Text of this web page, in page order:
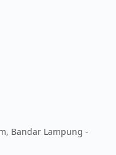
Bandar Lampung -